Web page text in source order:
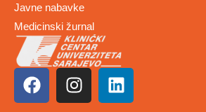
Javne nabavke
Medicinski žurnal